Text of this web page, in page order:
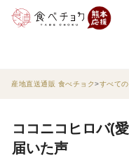
産地直送通販 食べチョク すべて
ココニコヒロバ(
届いた声